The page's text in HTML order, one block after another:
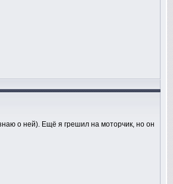
о ней). Ещё я грешил на моторчик, но он